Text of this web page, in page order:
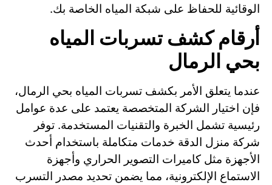
الوقائية للحفاظ على شبكة المياه الخاصة بك.
أرقام كشف تسربات المياه
بحي الرمال
عندما يتعلق الأمر بكشف تسربات المياه بحي الرمال،
فإن اختيار الشركة المتخصصة يعتمد على عدة عوامل
رئيسية تشمل الخبرة والتقنيات المستخدمة. توفر
شركة منزل الدقة خدمات متكاملة باستخدام أحدث
الأجهزة مثل كاميرات التصوير الحراري وأجهزة
الاستماع الإلكترونية، مما يضمن تحديد مصدر التسرب